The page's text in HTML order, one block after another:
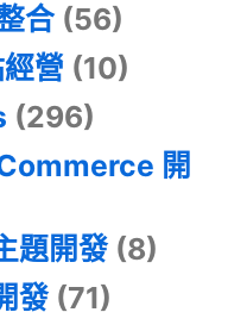
合(56)
營 (10)
(296)
開
題開發(8)
發(71)